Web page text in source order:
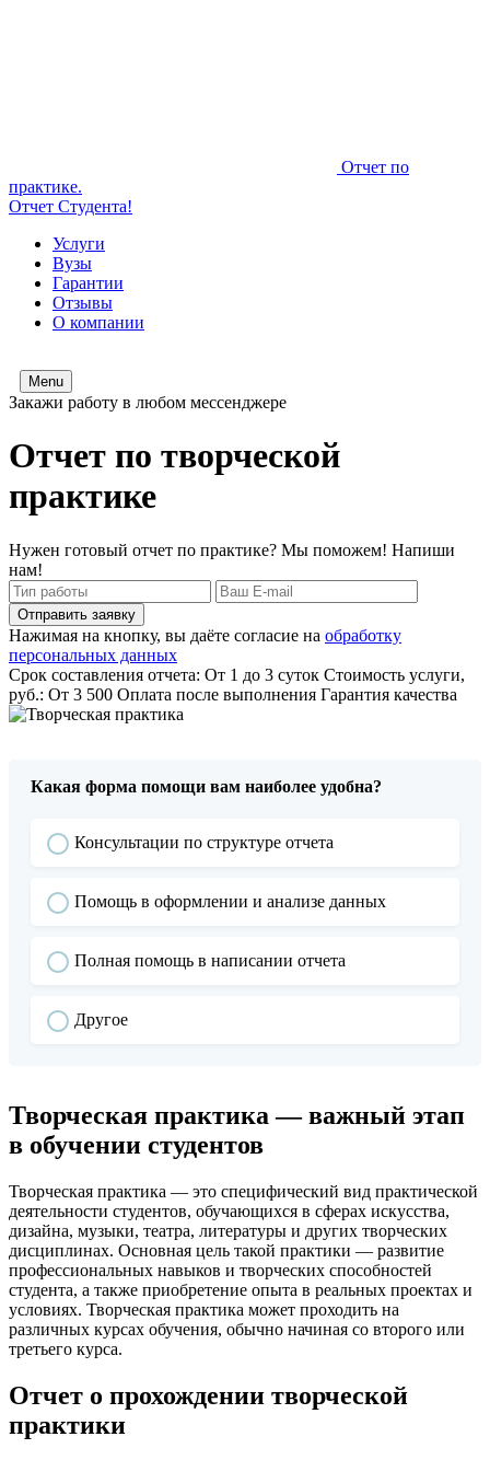
Отчет по
практике.
Отчет Студента!
Услуги
Вузы
Гарантии
Отзывы
О компании
Menu
Закажи работу в любом мессенджере
Отчет по творческой
практике
Нужен готовый отчет по практике? Мы поможем! Напиши
нам!
Отправить заявку
Нажимая на кнопку, вы даёте согласие на обработку
персональных данных
Срок составления отчета: От 1 до 3 суток Стоимость услуги,
руб.: От 3 500 Оплата после выполнения Гарантия качества
Какая форма помощи вам наиболее удобна?
Консультации по структуре отчета
Помощь в оформлении и анализе данных
Полная помощь в написании отчета
Другое
Творческая практика — важный этап
в обучении студентов
Творческая практика — это специфический вид практической
деятельности студентов, обучающихся в сферах искусства,
дизайна, музыки, театра, литературы и других творческих
дисциплинах. Основная цель такой практики — развитие
профессиональных навыков и творческих способностей
студента, а также приобретение опыта в реальных проектах и
условиях. Творческая практика может проходить на
различных курсах обучения, обычно начиная со второго или
третьего курса.
Отчет о прохождении творческой
практики